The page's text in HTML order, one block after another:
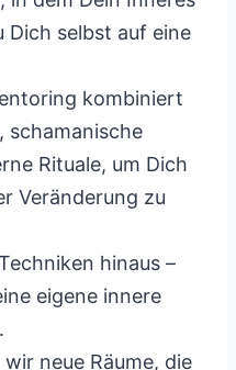
Dich selbst auf eine
kombiniert
schamanische
Rituale, um Dich
Veränderung zu
hinaus –
eigene innere
neue Räume, die